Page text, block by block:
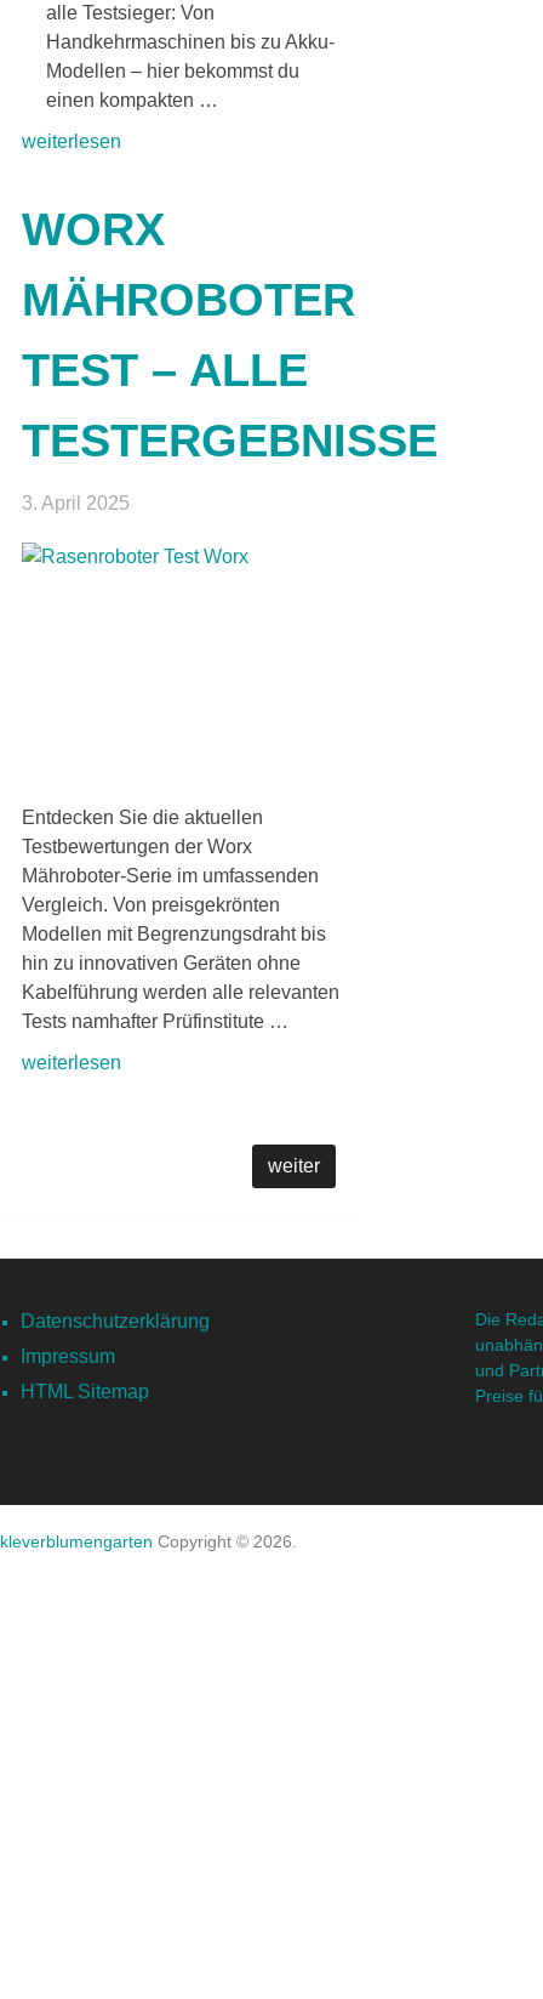
alle Testsieger: Von
Handkehrmaschinen bis zu Akku-
Modellen – hier bekommst du
einen kompakten …
weiterlesen
WORX
MÄHROBOTER
TEST – ALLE
TESTERGEBNISSE
3. April 2025
Entdecken Sie die aktuellen
Testbewertungen der Worx
Mähroboter-Serie im umfassenden
Vergleich. Von preisgekrönten
Modellen mit Begrenzungsdraht bis
hin zu innovativen Geräten ohne
Kabelführung werden alle relevanten
Tests namhafter Prüfinstitute …
weiterlesen
weiter
Datenschutzerklärung
Impressum
HTML Sitemap
Die
und
Preise
kleverblumengarten Copyright © 2026.